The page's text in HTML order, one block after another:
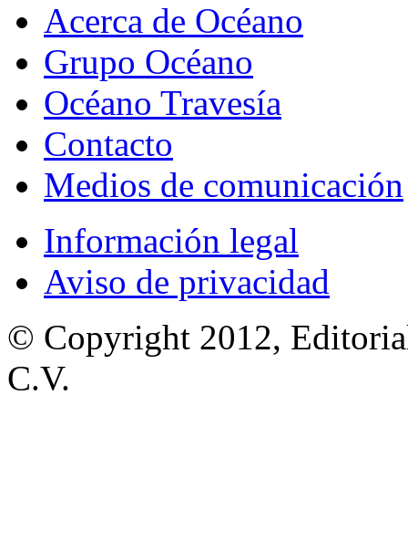
Acerca de Océano
Grupo Océano
Océano Travesía
Contacto
Medios de comunicación
Información legal
Aviso de privacidad
© Copyright 2012,
C.V.